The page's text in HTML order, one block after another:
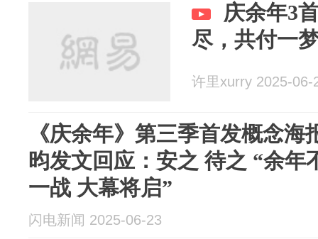
庆余年3
尽，共付一
许里xurry 2025-06-
《庆余年》第三季首发概念海
昀发文回应：安之 待之 “余年
一战 大幕将启”
闪电新闻 2025-06-23